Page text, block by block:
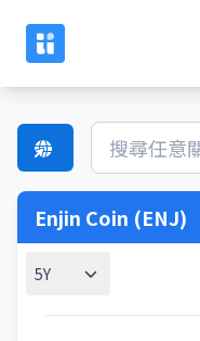
Enjin Coin (ENJ)
5Y